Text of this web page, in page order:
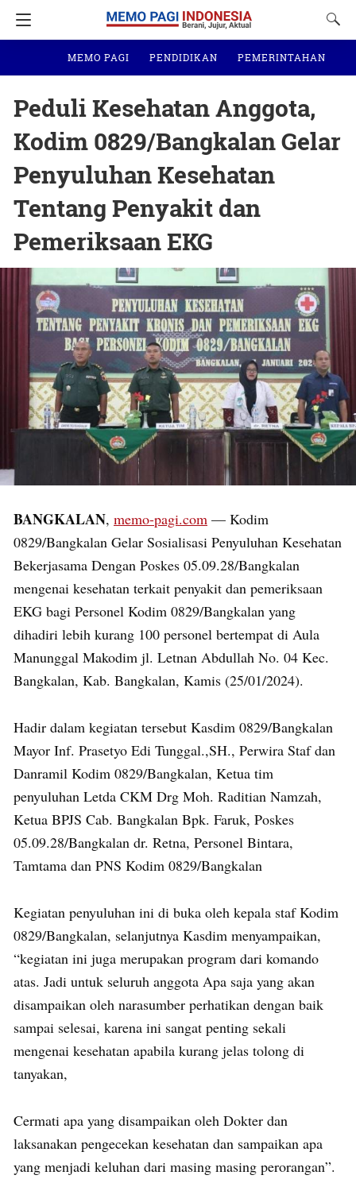
MEMO PAGI PENDIDIKAN PEMERINTAHAN
Peduli Kesehatan Anggota,
Kodim 0829/Bangkalan Gelar
Penyuluhan Kesehatan
Tentang Penyakit dan
Pemeriksaan EKG
BANGKALAN, memo-pagi.com — Kodim
0829/Bangkalan Gelar Sosialisasi Penyuluhan Kesehatan
Bekerjasama Dengan Poskes 05.09.28/Bangkalan
mengenai kesehatan terkait penyakit dan pemeriksaan
EKG bagi Personel Kodim 0829/Bangkalan yang
dihadiri lebih kurang 100 personel bertempat di Aula
Manunggal Makodim jl. Letnan Abdullah No. 04 Kec.
Bangkalan, Kab. Bangkalan, Kamis (25/01/2024).
Hadir dalam kegiatan tersebut Kasdim 0829/Bangkalan
Mayor Inf. Prasetyo Edi Tunggal.,SH., Perwira Staf dan
Danramil Kodim 0829/Bangkalan, Ketua tim
penyuluhan Letda CKM Drg Moh. Raditian Namzah,
Ketua BPJS Cab. Bangkalan Bpk. Faruk, Poskes
05.09.28/Bangkalan dr. Retna, Personel Bintara,
Tamtama dan PNS Kodim 0829/Bangkalan
Kegiatan penyuluhan ini di buka oleh kepala staf Kodim
0829/Bangkalan, selanjutnya Kasdim menyampaikan,
“kegiatan ini juga merupakan program dari komando
atas. Jadi untuk seluruh anggota Apa saja yang akan
disampaikan oleh narasumber perhatikan dengan baik
sampai selesai, karena ini sangat penting sekali
mengenai kesehatan apabila kurang jelas tolong di
tanyakan,
Cermati apa yang disampaikan oleh Dokter dan
laksanakan pengecekan kesehatan dan sampaikan apa
yang menjadi keluhan dari masing masing perorangan”.